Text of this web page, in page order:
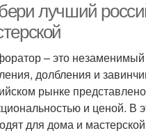
лучший
– это незаменимый
долбления и
рынке
и ценой. В
для дома и